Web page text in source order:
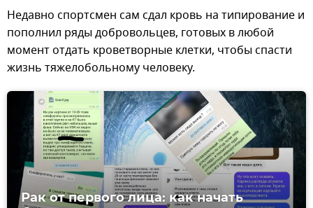
Недавно спортсмен сам сдал кровь на типирование и
пополнил ряды добровольцев, готовых в любой
момент отдать кроветворные клетки, чтобы спасти
жизнь тяжелобольному человеку.
Рак от первого лица: как начать